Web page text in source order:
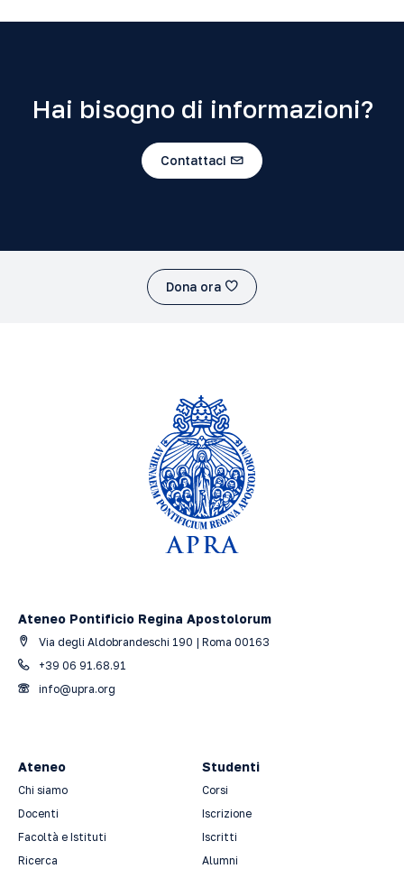
Hai bisogno di informazioni?
Contattaci
Dona ora
Ateneo Pontificio Regina Apostolorum
Via degli Aldobrandeschi 190 | Roma 00163
+39 06 91.68.91
info@upra.org
Ateneo
Chi siamo
Docenti
Facoltà e Istituti
Ricerca
Studenti
Corsi
Iscrizione
Iscritti
Alumni